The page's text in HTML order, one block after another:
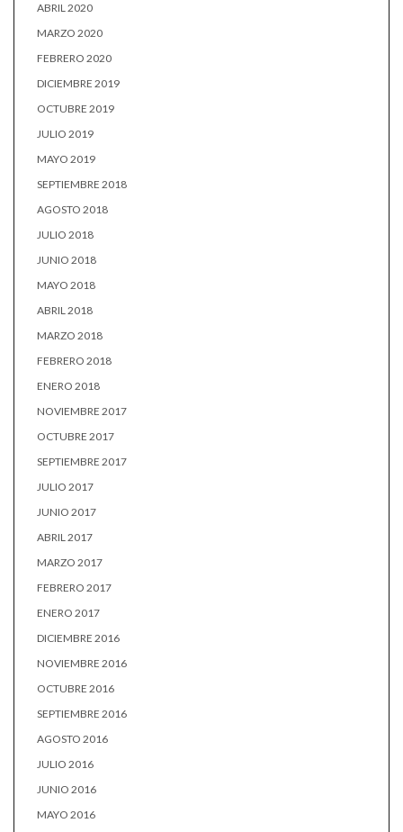
ABRIL 2020
MARZO 2020
FEBRERO 2020
DICIEMBRE 2019
OCTUBRE 2019
JULIO 2019
MAYO 2019
SEPTIEMBRE 2018
AGOSTO 2018
JULIO 2018
JUNIO 2018
MAYO 2018
ABRIL 2018
MARZO 2018
FEBRERO 2018
ENERO 2018
NOVIEMBRE 2017
OCTUBRE 2017
SEPTIEMBRE 2017
JULIO 2017
JUNIO 2017
ABRIL 2017
MARZO 2017
FEBRERO 2017
ENERO 2017
DICIEMBRE 2016
NOVIEMBRE 2016
OCTUBRE 2016
SEPTIEMBRE 2016
AGOSTO 2016
JULIO 2016
JUNIO 2016
MAYO 2016